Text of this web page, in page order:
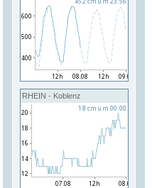
RHEIN - Koblenz